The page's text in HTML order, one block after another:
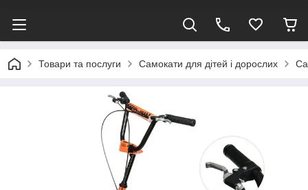
Товари та послуги Самокати для дітей і дорослих